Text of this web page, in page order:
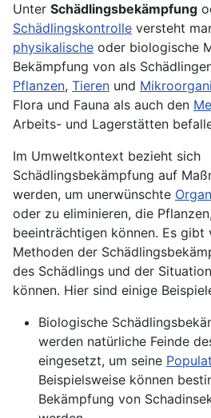
Unter Schädlingsbekämpfung
Schädlingskontrolle versteht
physikalische oder biologische
Bekämpfung von als
Pflanzen, Tieren und
Flora und Fauna als auch den
Arbeits- und Lagerstätten
Im Umweltkontext bezieht sich
Schädlingsbekämpfung auf
werden, um unerwünschte
oder zu eliminieren, die
beeinträchtigen können. Es gibt
Methoden der
des Schädlings und der
können. Hier sind einige
Biologische
werden natürliche Feinde
eingesetzt, um seine
Beispielsweise können
Bekämpfung von